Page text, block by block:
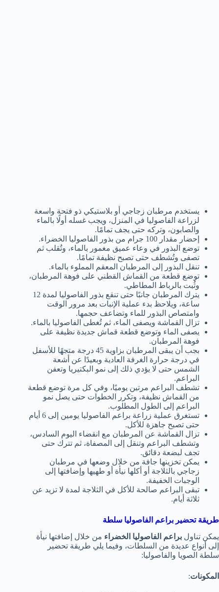
يستخدم مرطبان زجاجي أو بلاستيكي ذو فتحة واسعة
لزراعة الفاصوليا في المنزل، ويجب غسله أولًا بالماء
والصابون، وتركه حتى يجف تمامًا.
إحضار مقدار 100 جرام من بذور الفاصوليا الخضراء.
توضع البذور في وعاء عميق مغمور بالماء، وتُقلب ثم
تصفى وتُشطف حتى تصبح نظيفة تمامًا.
تنقل البذور إلى المرطبان المعقم المملوء بالماء.
توضع قطعة من القماش القطني على فوهة المرطبان،
وثُبت بالرباط المطاطي.
يترك المرطبان جانبًا حتى تنقع بذور الفاصوليا لمدة 12
ساعة، ويلاحظ بدء عملية الإنبات بعد مرور الوقت
وامتصاص البذور للماء وتضاعف حجمها.
تزال القماشة ويصفى الماء، ثم تُغطى الفاصوليا بالماء.
يصفى الماء وتوضع قطعة قماش جديدة نظيفة على
فوهة المرطبان.
بجب أن يبقى المرطبان بزاوية 45 درجة متجهًا للأسفل
في درجة حرارة الغرفة العادية وبعيدًا عن أشعة
الشمس حتى لا يؤدي ذلك إلى نمو البكتيريا وتعفن
البراعم.
تشطف البراعم مرتين يوميًا، وفي كل مرة توضع قطعة
من القماش نظيفة، وتكرر الخطوات حتى يصل نمو
البراعم إلى الطول المطلوب.
تستغرق عملية زراعة براعم الفاصوليا يومين إلى 6 أيام
حتى تصبح جاهزة للأكل.
تزال القماشة عن المرطبان مع انقضاء اليوم السادس،
وتشطف البراعم وتنقل إلى المصفاة، ثم تترك حتى
تجف لبضعة دقائق.
يمكن تخزينها جافة من خلال وضعها في مرطبان
زجاجي بالثلاجة أو أكلها نيأة أو طهيها وإضافتها إلى
الوجبات الخفيفة.
تبقى البراعم صالحة للأكل في الثلاجة لمدة لا تزيد عن
ثلاثة أيام.
طريقة تحضير براعم الفاصوليا سلطة
يمكن تناول براعم الفاصوليا الخضراء من خلال إضافتها نيأة
إلى أنواع عديدة من السلطات، وفيما يلي طريقة تحضير
سلطة الصويا والفاصوليا:
المكونات: